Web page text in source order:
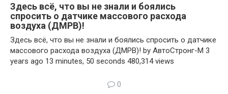
Здесь всё, что вы не знали и боялись
спросить о датчике массового расхода
воздуха (ДМРВ)!
Здесь всё, что вы не знали и боялись спросить о датчике
массового расхода воздуха (ДМРВ)! by АвтоСтронг-М 3
years ago 13 minutes, 50 seconds 480,314 views
0